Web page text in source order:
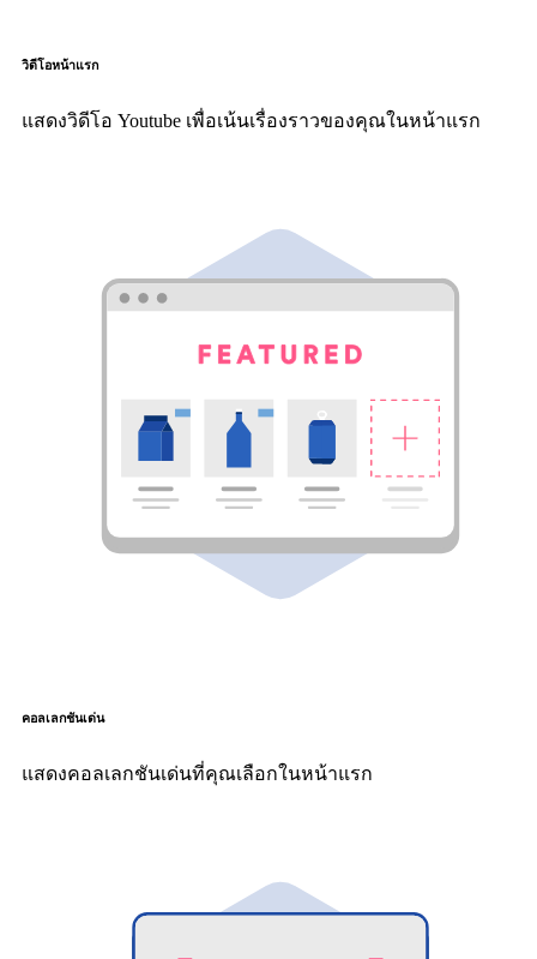
วิดีโอหน้าแรก
แสดงวิดีโอ Youtube เพื่อเน้นเรื่องราวของคุณในหน้าแรก
คอลเลกชันเด่น
แสดงคอลเลกชันเด่นที่คุณเลือกในหน้าแรก